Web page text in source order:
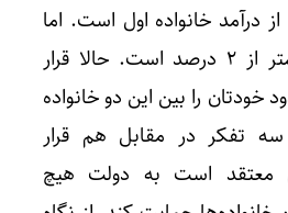
درصد از درآمد خانواده اول است. اما
برای خانواده دوم کمتر از ۲ درصد است. حالا قرار
را بین این دو خانواده
سه تفکر در مقابل هم قرار
معتقد است به دولت هیچ